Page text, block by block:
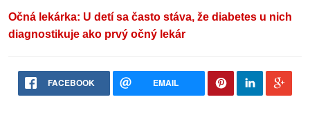
Očná lekárka: U detí sa často stáva, že diabetes u nich
diagnostikuje ako prvý očný lekár
FACEBOOK EMAIL